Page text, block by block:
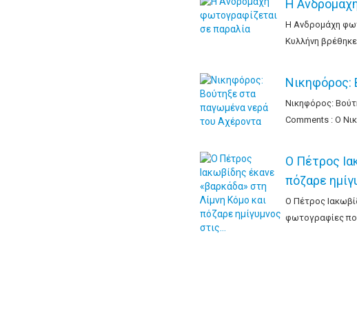
Η
Η Ανδρομάχη
Κυλλήνη
Νικηφόρος:
Νικηφόρος:
Comments : Ο
Ο Πέτρος
πόζαρε
Ο Πέτρος
φωτογραφίες